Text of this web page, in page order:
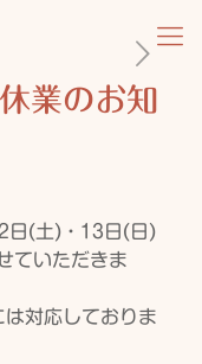
業のお知
日(土)・13日(日)
ていただきま
対応しておりま